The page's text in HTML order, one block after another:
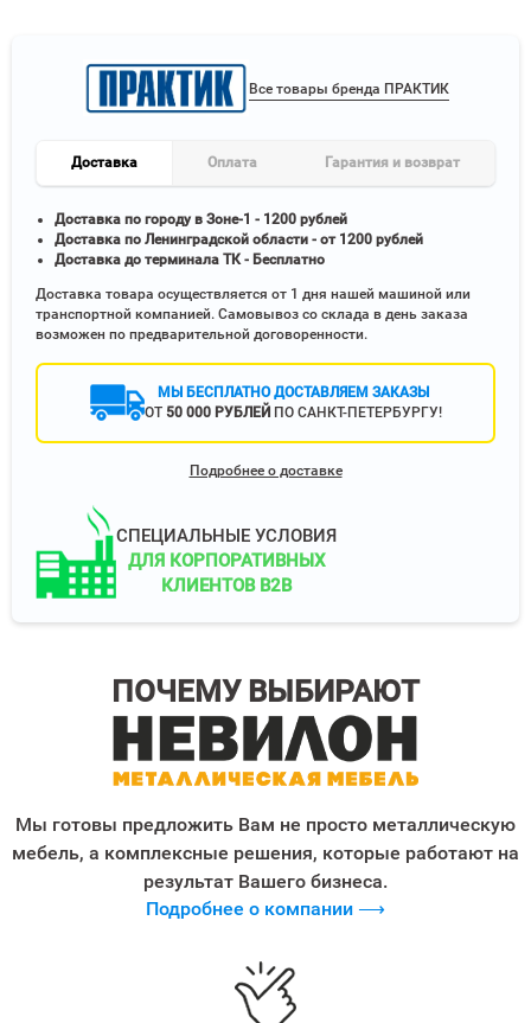
Все товары бренда ПРАКТИК
Доставка Оплата Гарантия и возврат
Доставка по городу в Зоне-1 - 1200 рублей
Доставка по Ленинградской области - от 1200 рублей
Доставка до терминала ТК - Бесплатно
Доставка товара осуществляется от 1 дня нашей машиной или
транспортной компанией. Самовывоз со склада в день заказа
возможен по предварительной договоренности.
МЫ БЕСПЛАТНО ДОСТАВЛЯЕМ ЗАКАЗЫ
ОТ 50 000 РУБЛЕЙ ПО САНКТ-ПЕТЕРБУРГУ!
Подробнее о доставке
СПЕЦИАЛЬНЫЕ УСЛОВИЯ
ДЛЯ КОРПОРАТИВНЫХ
КЛИЕНТОВ B2B
ПОЧЕМУ ВЫБИРАЮТ
Мы готовы предложить Вам не просто металлическую
мебель, а комплексные решения, которые работают на
результат Вашего бизнеса.
Подробнее о компании ⟶